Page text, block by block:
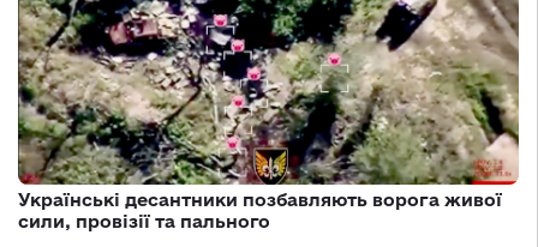
Українські десантники позбавляють ворога живої
сили, провізії та пального